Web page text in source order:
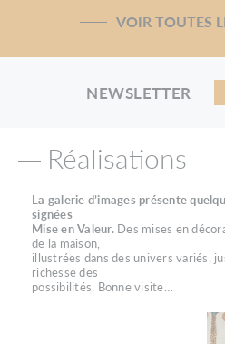
VOIR TOUTES
NEWSLETTER
Réalisations
La galerie d’images présente
signées
Mise en Valeur.Des mises en
de la maison,
illustrées dans des univers variés,
richesse des
possibilités. Bonne visite…